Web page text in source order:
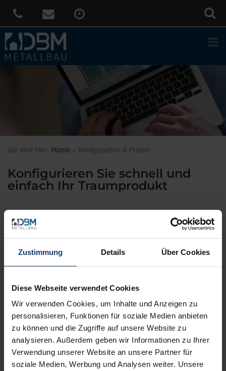
Zustimmung Details Über Cookies
Diese Webseite verwendet Cookies
Wir verwenden Cookies, um Inhalte und Anzeigen zu
personalisieren, Funktionen für soziale Medien anbieten
zu können und die Zugriffe auf unsere Website zu
analysieren. Außerdem geben wir Informationen zu Ihrer
Verwendung unserer Website an unsere Partner für
soziale Medien, Werbung und Analysen weiter. Unsere
Sie sind hier: Home » Konfiguration & Preise
Konfigurieren Sie schnell und
einfach Ihr Traumprodukt
Der Vorteil unserer Konfiguratoren: Optisch bekommen Sie einen
ersten Eindruck, wie Ihr Zuhause verschönert wird. Sie erhalten
erhalten einen ersten Einblick in Ihre Wünsche und Vorstellungen.
Unsicher? Vereinbaren Sie gerne einen Termin, in unserem
machen und Wünsche direkt mit uns besprechen. Wir beraten Sie
gerne!